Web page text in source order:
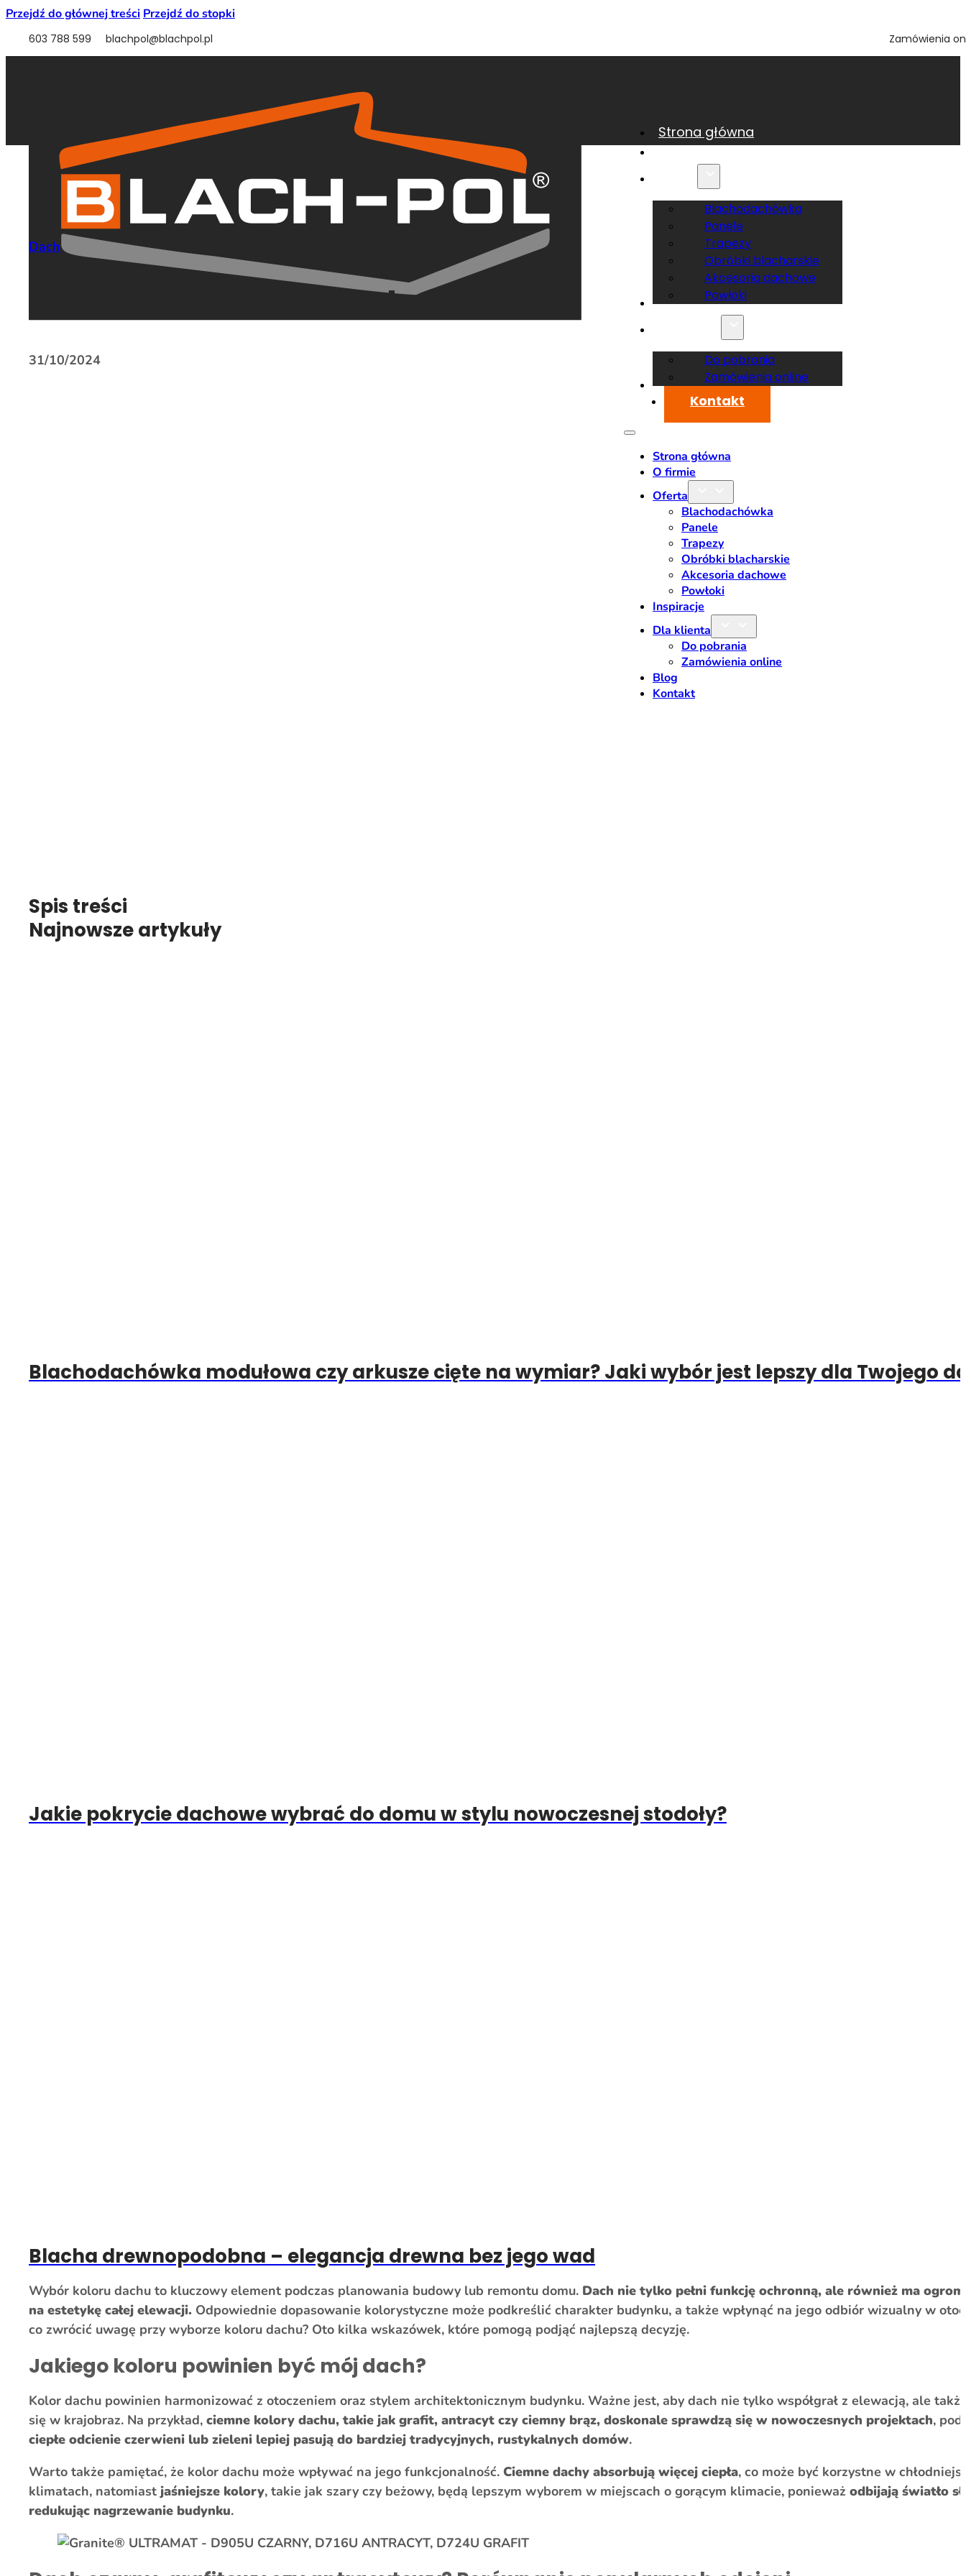
Przejdź do głównej treści Przejdź do stopki
603 788 599 blachpol@blachpol.pl Zamówienia
Strona główna
O firmie
Blachodachówka
Panele
Trapezy
Obróbki blacharskie
Akcesoria dachowe
Powłoki
Inspiracje
Do pobrania
Zamówienia online
Blog
Kontakt
Strona główna
O firmie
Oferta
Blachodachówka
Panele
Trapezy
Obróbki blacharskie
Akcesoria dachowe
Powłoki
Inspiracje
Dla klienta
Do pobrania
Zamówienia online
Blog
Kontakt
Dach
Jak dobrać kolor dachu?
31/10/2024
Spis treści
Najnowsze artykuły
Blachodachówka modułowa czy arkusze cięte na wymiar? Jaki wybór jest lepszy dla Twojego
Jakie pokrycie dachowe wybrać do domu w stylu nowoczesnej stodoły?
Blacha drewnopodobna – elegancja drewna bez jego wad
Wybór koloru dachu to kluczowy element podczas planowania budowy lub remontu domu. Dach nie tylko pełni funkcję ochronną, ale również ma
na estetykę całej elewacji. Odpowiednie dopasowanie kolorystyczne może podkreślić charakter budynku, a także wpłynąć na jego odbiór wizualny w
co zwrócić uwagę przy wyborze koloru dachu? Oto kilka wskazówek, które pomogą podjąć najlepszą decyzję.
Jakiego koloru powinien być mój dach?
Kolor dachu powinien harmonizować z otoczeniem oraz stylem architektonicznym budynku. Ważne jest, aby dach nie tylko współgrał z elewacją, ale
się w krajobraz. Na przykład, ciemne kolory dachu, takie jak grafit, antracyt czy ciemny brąz, doskonale sprawdzą się w nowoczesnych projektach,
ciepłe odcienie czerwieni lub zieleni lepiej pasują do bardziej tradycyjnych, rustykalnych domów.
Warto także pamiętać, że kolor dachu może wpływać na jego funkcjonalność. Ciemne dachy absorbują więcej ciepła, co może być korzystne w
klimatach, natomiast jaśniejsze kolory, takie jak szary czy beżowy, będą lepszym wyborem w miejscach o gorącym klimacie, ponieważ odbijają światło
redukując nagrzewanie budynku.